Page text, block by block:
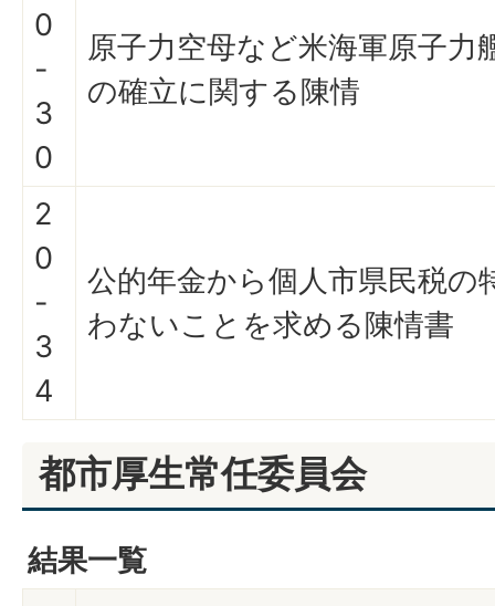
0
-
3
0
原子力空母など米海軍原子力
の確立に関する陳情
2
0
-
3
4
公的年金から個人市県民税の
わないことを求める陳情書
都市厚生常任委員会
結果一覧